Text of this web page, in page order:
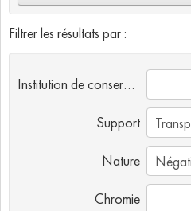
Filtrer les résultats par :
Institution de conservation
Support
Nature
Chromie